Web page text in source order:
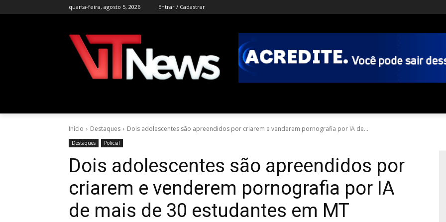
quarta-feira, agosto 5, 2026 Entrar / Cadastrar
Início Destaques Dois adolescentes são apreendidos por criarem e venderem pornografia por IA de...
Destaques Policial
Dois adolescentes são apreendidos por
criarem e venderem pornografia por IA
de mais de 30 estudantes em MT